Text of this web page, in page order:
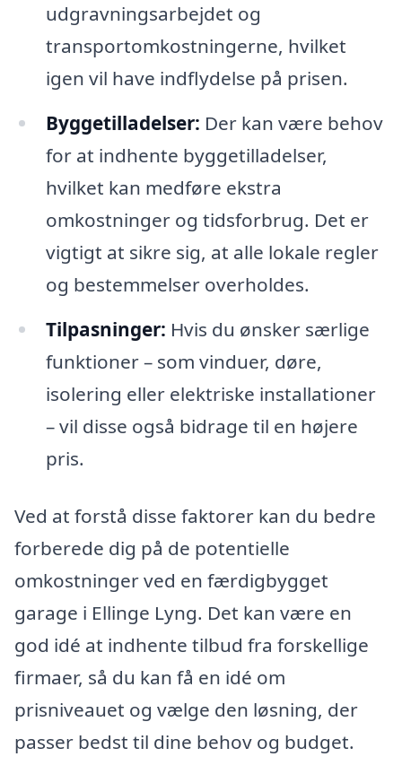
udgravningsarbejdet og
transportomkostningerne, hvilket
igen vil have indflydelse på prisen.
Byggetilladelser: Der kan være behov
for at indhente byggetilladelser,
hvilket kan medføre ekstra
omkostninger og tidsforbrug. Det er
vigtigt at sikre sig, at alle lokale regler
og bestemmelser overholdes.
Tilpasninger: Hvis du ønsker særlige
funktioner – som vinduer, døre,
isolering eller elektriske installationer
– vil disse også bidrage til en højere
pris.
Ved at forstå disse faktorer kan du bedre
forberede dig på de potentielle
omkostninger ved en færdigbygget
garage i Ellinge Lyng. Det kan være en
god idé at indhente tilbud fra forskellige
firmaer, så du kan få en idé om
prisniveauet og vælge den løsning, der
passer bedst til dine behov og budget.